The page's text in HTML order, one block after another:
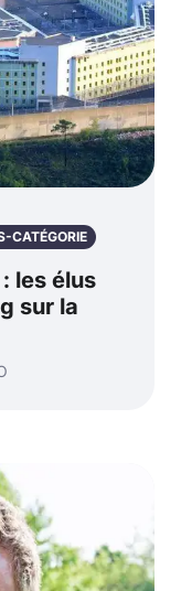
CATÉGORIE
les élus
sur la